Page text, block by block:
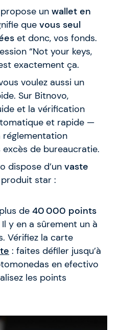
un wallet en
que vous seul
et donc, vos fonds.
“Not your keys,
exactement ça.
voulez aussi un
Sur Bitnovo,
et la vérification
et rapide —
excès de bureaucratie.
dispose d’un vaste
produit star :
de 40 000 points
Il y en a sûrement un à
Vérifiez la carte
: faites défiler jusqu’à
en efectivo
les points